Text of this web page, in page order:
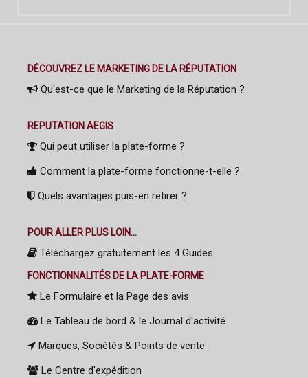
DÉCOUVREZ LE MARKETING DE LA RÉPUTATION
Qu'est-ce que le Marketing de la Réputation ?
REPUTATION AEGIS
Qui peut utiliser la plate-forme ?
Comment la plate-forme fonctionne-t-elle ?
Quels avantages puis-en retirer ?
POUR ALLER PLUS LOIN...
Téléchargez gratuitement les 4 Guides
FONCTIONNALITÉS DE LA PLATE-FORME
Le Formulaire et la Page des avis
Le Tableau de bord & le Journal d'activité
Marques, Sociétés & Points de vente
Le Centre d'expédition